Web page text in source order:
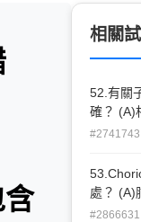
相關
52.有關
確？ (A)相對於第一型（type I）子宮內膜
癌病人
內膜癌與
分第二
#2741743
處
#2866631